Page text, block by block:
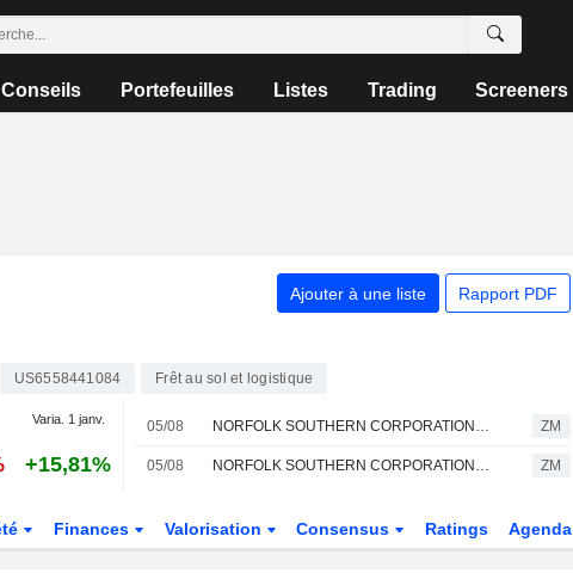
Conseils Portefeuilles Listes Trading Screeners
Ajouter à une liste Rapport PDF
US6558441084 Frêt au sol et logistique
Varia. 1 janv.
+15,81%
05/08 NORFOLK SOUTHERN CORPORATION : Susquehanna reste à l'achat ZM
05/08 NORFOLK SOUTHERN CORPORATION : Opinion positive de Rothschild & Co Redburn ZM
Finances Valorisation Consensus Ratings Agenda